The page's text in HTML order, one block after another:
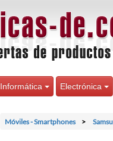
Informática Electrónica
Móviles - Smartphones